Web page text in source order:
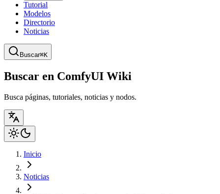
Tutorial
Modelos
Directorio
Noticias
Buscar⌘K
Buscar en ComfyUI Wiki
Busca páginas, tutoriales, noticias y nodos.
Inicio
Noticias